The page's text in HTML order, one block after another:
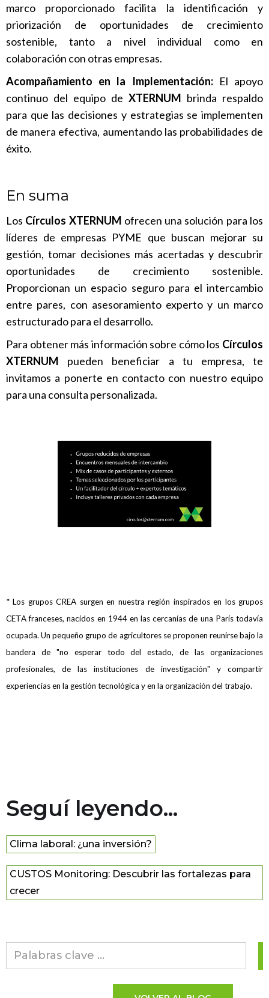
marco proporcionado facilita la identificación y
priorización de oportunidades de crecimiento
sostenible, tanto a nivel individual como en
colaboración con otras empresas.
Acompañamiento en la Implementación:El apoyo
continuo del equipo de XTERNUM brinda respaldo
para que las decisiones y estrategias se implementen
de manera efectiva, aumentando las probabilidades de
éxito.
En suma
Los Círculos XTERNUM ofrecen una solución para los
líderes de empresas PYME que buscan mejorar su
gestión, tomar decisiones más acertadas y descubrir
oportunidades de crecimiento sostenible.
Proporcionan un espacio seguro para el intercambio
entre pares, con asesoramiento experto y un marco
estructurado para el desarrollo.
Para obtener más información sobre cómo los Círculos
XTERNUM pueden beneficiar a tu empresa, te
invitamos a ponerte en contacto con nuestro equipo
para una consulta personalizada.
* Los grupos CREA surgen en nuestra región inspirados en los grupos
CETA franceses, nacidos en 1944 en las cercanías de una París todavía
ocupada. Un pequeño grupo de agricultores se proponen reunirse bajo la
bandera de "no esperar todo del estado, de las organizaciones
profesionales, de las instituciones de investigación" y compartir
experiencias en la gestión tecnológica y en la organización del trabajo.
Seguí leyendo...
Clima laboral: ¿una inversión?
CUSTOS Monitoring: Descubrir las fortalezas para
crecer